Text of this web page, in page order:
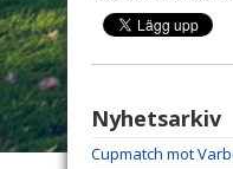
Nyhetsarkiv
Cupmatch mot